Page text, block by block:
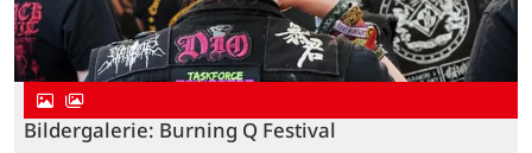
Bildergalerie: Burning Q Festival